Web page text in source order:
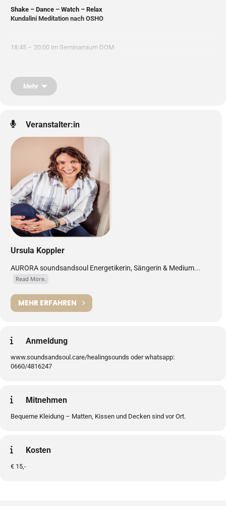
Shake – Dance – Watch – Relax
Kundalini Meditation nach OSHO
18:45 – 20:00 im Seminarraum DOM
Vier 15-minütige Phasen die deinen Körper & Geist regenerieren.
Erst abschütteln, dann tief entspannen.
– AURORA –
Mehr
Veranstalter:in
Ursula Koppler
AURORA soundsandsoul Energetikerin, Sängerin & Medium...
Read More.
MEHR ERFAHREN
Anmeldung
www.soundsandsoul.care/healingsounds oder whatsapp:
0660/4816247
Mitnehmen
Bequeme Kleidung – Matten, Kissen und Decken sind vor Ort.
Kosten
€ 15,-